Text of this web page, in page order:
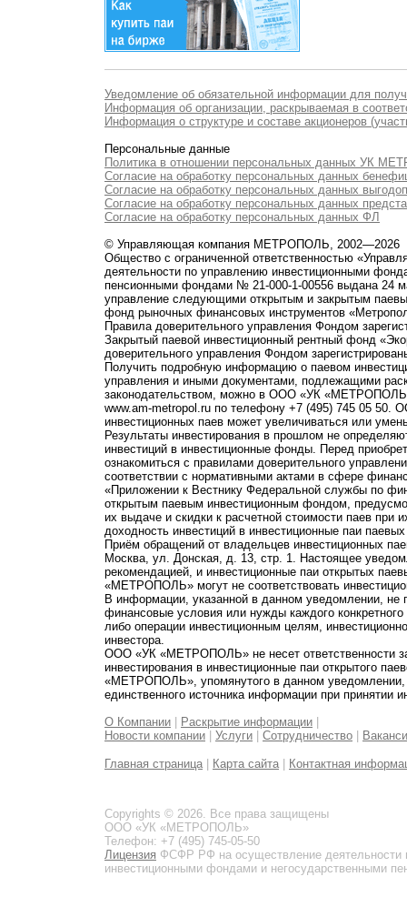
Уведомление об обязательной информации для
Информация об организации, раскрываемая в
Информация о структуре и составе акционеров
Персональные данные
Политика в отношении персональных данных УК
Согласие на обработку персональных данных
Согласие на обработку персональных данных
Согласие на обработку персональных данных
Согласие на обработку персональных данных ФЛ
© Управляющая компания МЕТРОПОЛЬ, 2002—2026
Общество с ограниченной ответственностью
деятельности по управлению инвестиционными
пенсионными фондами № 21-000-1-00556 выдана 24
управление следующими открытым и закрытым
фонд рыночных финансовых инструментов
Правила доверительного управления Фондом
Закрытый паевой инвестиционный рентный фонд
доверительного управления Фондом
Получить подробную информацию о паевом
управления и иными документами, подлежащими
законодательством, можно в ООО «УК
www.am-metropol.ru по телефону +7 (495) 745 05
инвестиционных паев может увеличиваться или
Результаты инвестирования в прошлом не
инвестиций в инвестиционные фонды. Перед
ознакомиться с правилами доверительного
соответствии с нормативными актами в сфере
«Приложении к Вестнику Федеральной службы по
открытым паевым инвестиционным фондом,
их выдаче и скидки к расчетной стоимости паев при
доходность инвестиций в инвестиционные паи
Приём обращений от владельцев инвестиционных
Москва, ул. Донская, д. 13, стр. 1. Настоящее
рекомендацией, и инвестиционные паи открытых
«МЕТРОПОЛЬ» могут не соответствовать
В информации, указанной в данном уведомлении,
финансовые условия или нужды каждого
либо операции инвестиционным целям,
инвестора.
ООО «УК «МЕТРОПОЛЬ» не несет ответственности
инвестирования в инвестиционные паи открытого
«МЕТРОПОЛЬ», упомянутого в данном уведомлении,
единственного источника информации при принятии
О Компании
Раскрытие информации
Новости компании
Услуги Сотрудничество
Главная страница Карта сайта Контактная
Copyrights © 2026. Все права защищены
ООО «УК «МЕТРОПОЛЬ»
Телефон: +7 (495) 745-05-50
Лицензия ФСФР РФ на осуществление
инвестиционными фондами и негосударственными